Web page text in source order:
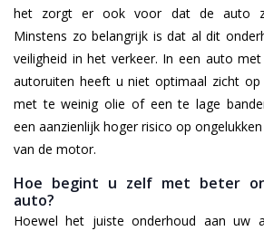
het zorgt er ook voor dat de auto
Minstens zo belangrijk is dat al dit
veiligheid in het verkeer. In een auto
autoruiten heeft u niet optimaal zicht
met te weinig olie of een te lage
een aanzienlijk hoger risico op
van de motor.
Hoe begint u zelf met beter
auto?
Hoewel het juiste onderhoud aan uw